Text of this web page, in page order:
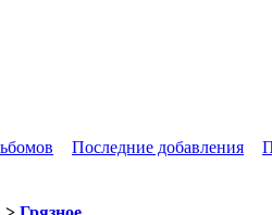
Последние добавления